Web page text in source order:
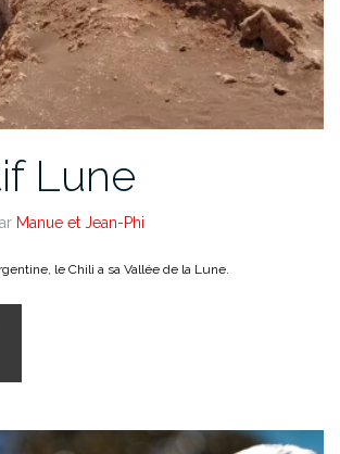
Lune
Manue et Jean-Phi
le Chili a sa Vallée de la Lune.